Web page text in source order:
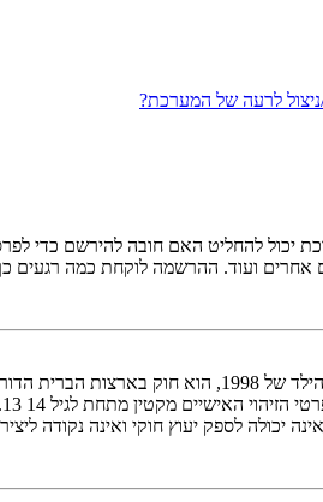
לרעה של המערכת?
להחליט האם חובה להירשם כדי
אחרים ועוד. ההרשמה לוקחת כמה רגעים